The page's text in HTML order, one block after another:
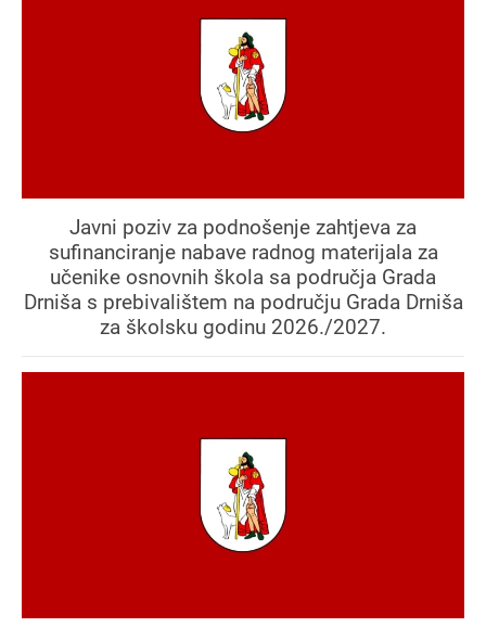
Javni poziv za podnošenje zahtjeva za
sufinanciranje nabave radnog materijala za
učenike osnovnih škola sa područja Grada
Drniša s prebivalištem na području Grada Drniša
za školsku godinu 2026./2027.